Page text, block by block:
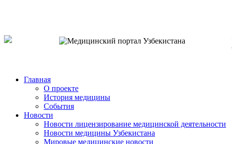
Главная
О проекте
История медицины
События
Новости
Новости лицензирование медицинской деятельности
Новости медицины Узбекистана
Мировые медицинские новости